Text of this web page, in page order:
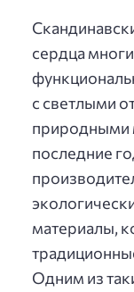
сердца
с светлыми
природными
последние
материалы,
Одним из